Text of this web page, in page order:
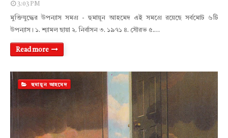
3:03 PM
মুক্তিযুদ্ধের উপন্যাস সমগ্র - হুমায়ূন আহমেদ এই সমগ্রে রয়েছে সর্বমোট ৬টি
উপন্যাস। ১. শ্যামল ছায়া ২. নির্বাসন ৩. ১৯৭১ ৪. সৌরভ ৫.…
Read more
হুমায়ূন আহমেদ